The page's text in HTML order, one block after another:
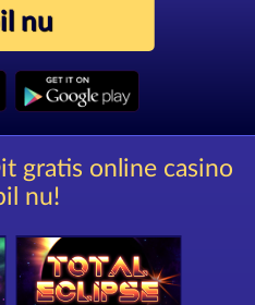
nu
gratis online casino
nu!